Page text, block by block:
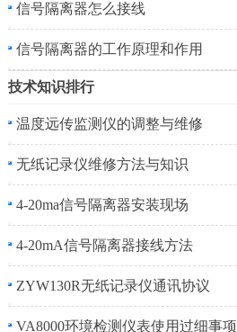
信号隔离器怎么接线
信号隔离器的工作原理和作用
技术知识排行
温度远传监测仪的调整与维修
无纸记录仪维修方法与知识
4-20ma信号隔离器安装现场
4-20mA信号隔离器接线方法
ZYW130R无纸记录仪通讯协议
VA8000环境检测仪表使用过细事项